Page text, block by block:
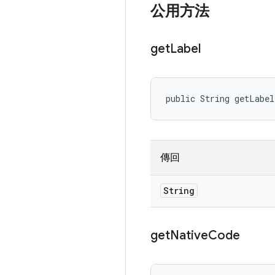
公用方法
getLabel
public String
傳回
String
getNativeCode